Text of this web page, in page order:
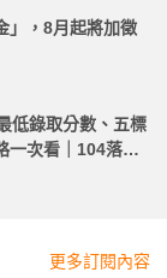
」，8月起將加徵
低錄取分數、五標
一次看｜104落點
更多訂閱內容